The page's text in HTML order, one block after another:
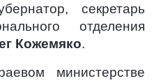
секретарь
отделения
Кожемяко.
министерстве